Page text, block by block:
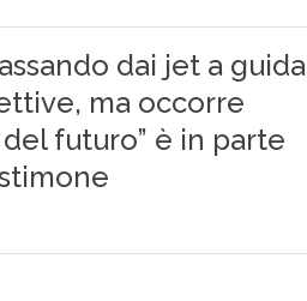
dai jet a guida
ma occorre
futuro” è in parte